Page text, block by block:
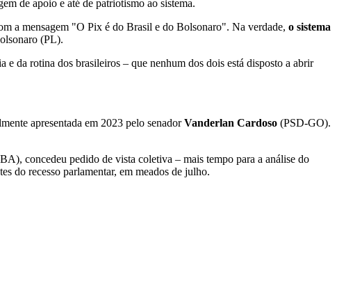
de apoio e até de patriotismo ao sistema.
a mensagem "O Pix é do Brasil e do Bolsonaro". Na verdade, o sistema
(PL).
da rotina dos brasileiros – que nenhum dos dois está disposto a abrir
apresentada em 2023 pelo senadorVanderlan Cardoso (PSD-GO).
concedeu pedido de vista coletiva – mais tempo para a análise do
do recesso parlamentar, em meados de julho.